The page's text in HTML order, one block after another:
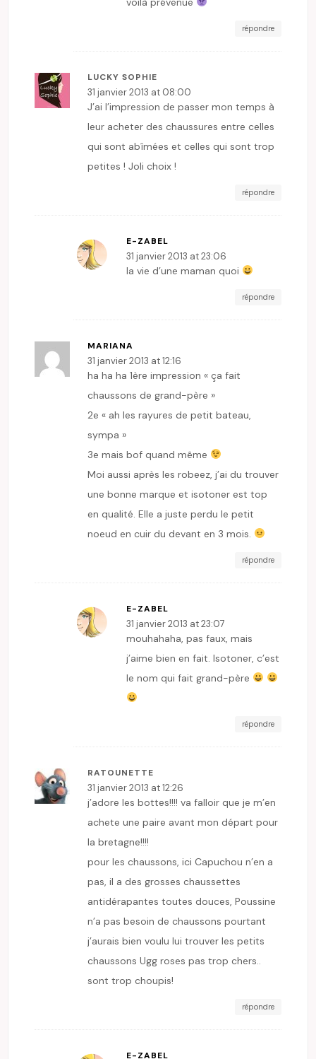
répondre
LUCKY SOPHIE
31 janvier 2013 at 08:00
J’ai l’impression de passer mon temps à
leur acheter des chaussures entre celles
qui sont abîmées et celles qui sont trop
petites ! Joli choix !
répondre
E-ZABEL
31 janvier 2013 at 23:06
la vie d’une maman quoi
répondre
MARIANA
31 janvier 2013 at 12:16
ha ha ha 1ère impression « ça fait
chaussons de grand-père »
2e « ah les rayures de petit bateau,
sympa »
3e mais bof quand même
Moi aussi après les robeez, j’ai du trouver
une bonne marque et isotoner est top
en qualité. Elle a juste perdu le petit
noeud en cuir du devant en 3 mois.
répondre
E-ZABEL
31 janvier 2013 at 23:07
mouhahaha, pas faux, mais
j’aime bien en fait. Isotoner, c’est
le nom qui fait grand-père
répondre
RATOUNETTE
31 janvier 2013 at 12:26
j’adore les bottes!!!! va falloir que je m’en
achete une paire avant mon départ pour
la bretagne!!!!
pour les chaussons, ici Capuchou n’en a
pas, il a des grosses chaussettes
antidérapantes toutes douces, Poussine
n’a pas besoin de chaussons pourtant
j’aurais bien voulu lui trouver les petits
chaussons Ugg roses pas trop chers..
sont trop choupis!
répondre
E-ZABEL